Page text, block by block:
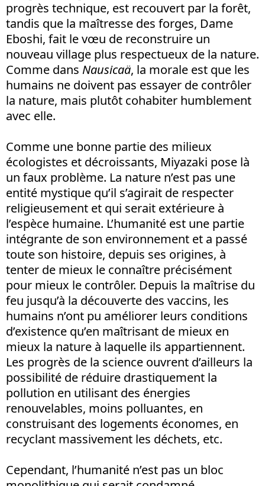
progrès technique, est recouvert par la forêt,
tandis que la maîtresse des forges, Dame
Eboshi, fait le vœu de reconstruire un
nouveau village plus respectueux de la nature.
Comme dans Nausicaä, la morale est que les
humains ne doivent pas essayer de contrôler
la nature, mais plutôt cohabiter humblement
avec elle.
Comme une bonne partie des milieux
écologistes et décroissants, Miyazaki pose là
un faux problème. La nature n’est pas une
entité mystique qu’il s’agirait de respecter
religieusement et qui serait extérieure à
l’espèce humaine. L’humanité est une partie
intégrante de son environnement et a passé
toute son histoire, depuis ses origines, à
tenter de mieux le connaître précisément
pour mieux le contrôler. Depuis la maîtrise du
feu jusqu’à la découverte des vaccins, les
humains n’ont pu améliorer leurs conditions
d’existence qu’en maîtrisant de mieux en
mieux la nature à laquelle ils appartiennent.
Les progrès de la science ouvrent d’ailleurs la
possibilité de réduire drastiquement la
pollution en utilisant des énergies
renouvelables, moins polluantes, en
construisant des logements économes, en
recyclant massivement les déchets, etc.
Cependant, l’humanité n’est pas un bloc